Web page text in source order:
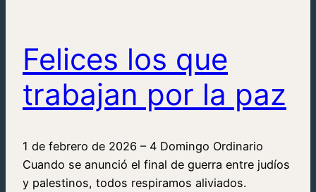
Felices los que
trabajan por la paz
1 de febrero de 2026 – 4 Domingo Ordinario
Cuando se anunció el final de guerra entre judíos
y palestinos, todos respiramos aliviados.